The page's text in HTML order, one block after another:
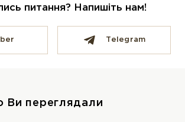
питання? Напишіть нам!
Telegram
Ви переглядали